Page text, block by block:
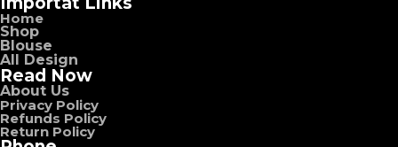
Home
Shop
Blouse
All Design
Read Now
About Us
Privacy Policy
Refunds Policy
Return Policy